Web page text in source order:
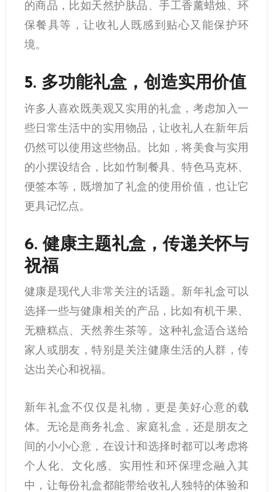
的商品，比如天然护肤品、手工香薰蜡烛、环
保餐具等，让收礼人既感到贴心又能保护环
境。
5. 多功能礼盒，创造实用价值
许多人喜欢既美观又实用的礼盒，考虑加入一
些日常生活中的实用物品，让收礼人在新年后
仍然可以使用这些物品。比如，将美食与实用
的小摆设结合，比如竹制餐具、特色马克杯、
便签本等，既增加了礼盒的使用价值，也让它
更具记忆点。
6.健康主题礼盒，传递关怀与
祝福
健康是现代人非常关注的话题。新年礼盒可以
选择一些与健康相关的产品，比如有机干果、
无糖糕点、天然养生茶等。这种礼盒适合送给
家人或朋友，特别是关注健康生活的人群，传
达出关心和祝福。
新年礼盒不仅仅是礼物，更是美好心意的载
体。无论是商务礼盒、家庭礼盒，还是朋友之
间的小小心意，在设计和选择时都可以考虑将
个人化、文化感、实用性和环保理念融入其
中，让每份礼盒都能带给收礼人独特的体验和